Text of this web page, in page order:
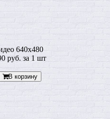
640x480
руб. за 1 шт
В корзину